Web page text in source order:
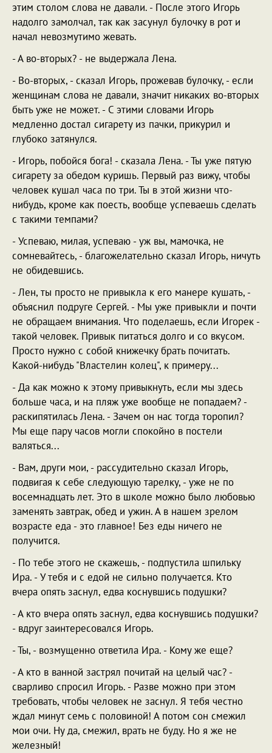
этим столом слова не давали. - После этого Игорь
надолго замолчал, так как засунул булочку в рот и
начал невозмутимо жевать.
- А во-вторых? - не выдержала Лена.
- Во-вторых, - сказал Игорь, прожевав булочку, - если
женщинам слова не давали, значит никаких во-вторых
быть уже не может. - С этими словами Игорь
медленно достал сигарету из пачки, прикурил и
глубоко затянулся.
- Игорь, побойся бога! - сказала Лена. - Ты уже пятую
сигарету за обедом куришь. Первый раз вижу, чтобы
человек кушал часа по три. Ты в этой жизни что-
нибудь, кроме как поесть, вообще успеваешь сделать
с такими темпами?
- Успеваю, милая, успеваю - уж вы, мамочка, не
сомневайтесь, - благожелательно сказал Игорь, ничуть
не обидевшись.
- Лен, ты просто не привыкла к его манере кушать, -
объяснил подруге Сергей. - Мы уже привыкли и почти
не обращаем внимания. Что поделаешь, если Игорек -
такой человек. Привык питаться долго и со вкусом.
Просто нужно с собой книжечку брать почитать.
Какой-нибудь "Властелин колец", к примеру...
- Да как можно к этому привыкнуть, если мы здесь
больше часа, и на пляж уже вообще не попадаем? -
раскипятилась Лена. - Зачем он нас тогда торопил?
Мы еще пару часов могли спокойно в постели
валяться...
- Вам, други мои, - рассудительно сказал Игорь,
подвигая к себе следующую тарелку, - уже не по
восемнадцать лет. Это в школе можно было любовью
заменять завтрак, обед и ужин. А в нашем зрелом
возрасте еда - это главное! Без еды ничего не
получится.
- По тебе этого не скажешь, - подпустила шпильку
Ира. - У тебя и с едой не сильно получается. Кто
вчера опять заснул, едва коснувшись подушки?
- А кто вчера опять заснул, едва коснувшись подушки?
- вдруг заинтересовался Игорь.
- Ты, - возмущенно ответила Ира. - Кому же еще?
- А кто в ванной застрял почитай на целый час? -
сварливо спросил Игорь. - Разве можно при этом
требовать, чтобы человек не заснул. Я тебя честно
ждал минут семь с половиной! А потом сон смежил
мои очи. Ну да, смежил, врать не буду. Но я же не
железный!